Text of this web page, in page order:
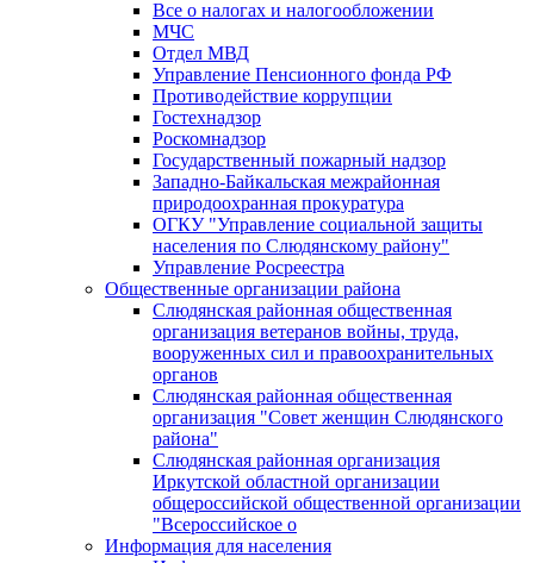
Все о налогах и налогообложении
МЧС
Отдел МВД
Управление Пенсионного фонда РФ
Противодействие коррупции
Гостехнадзор
Роскомнадзор
Государственный пожарный надзор
Западно-Байкальская межрайонная
природоохранная прокуратура
ОГКУ "Управление социальной защиты
населения по Слюдянскому району"
Управление Росреестра
Общественные организации района
Слюдянская районная общественная
организация ветеранов войны, труда,
вооруженных сил и правоохранительных
органов
Слюдянская районная общественная
организация "Совет женщин Слюдянского
района"
Слюдянская районная организация
Иркутской областной организации
общероссийской общественной организации
"Всероссийское о
Информация для населения